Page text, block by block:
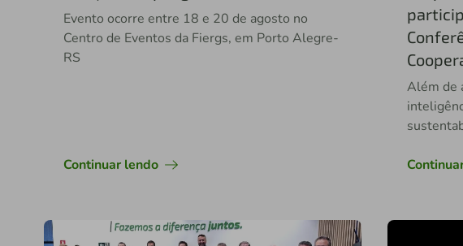
Evento ocorre entre 18 e 20 de agosto no
Centro de Eventos da Fiergs, em Porto Alegre-
RS
Continuar lendo
Além de